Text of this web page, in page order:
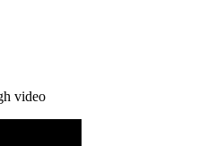
video